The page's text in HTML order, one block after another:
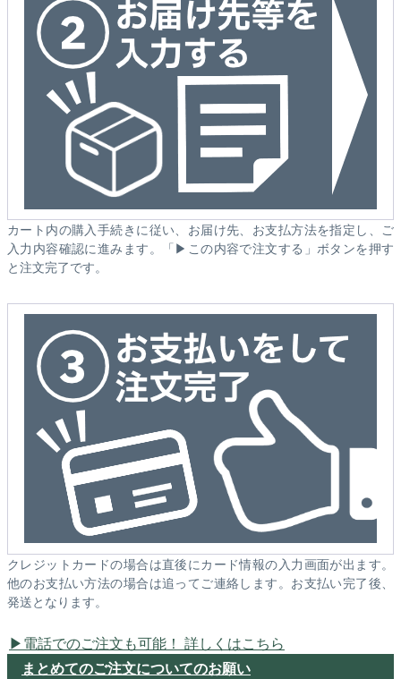
カート内の購入手続きに従い、お届け先、お支払方法を指定し、ご
入力内容確認に進みます。「▶この内容で注文する」ボタンを押す
と注文完了です。
クレジットカードの場合は直後にカード情報の入力画面が出ます。
他のお支払い方法の場合は追ってご連絡します。お支払い完了後、
発送となります。
電話でのご注文も可能！ 詳しくはこちら
まとめてのご注文についてのお願い